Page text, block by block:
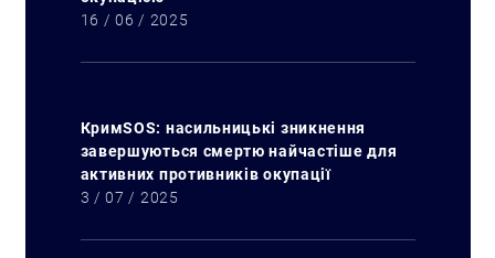
16 / 06 / 2025
КримSOS: насильницькі зникнення
завершуються смертю найчастіше для
активних противників окупації
3 / 07 / 2025